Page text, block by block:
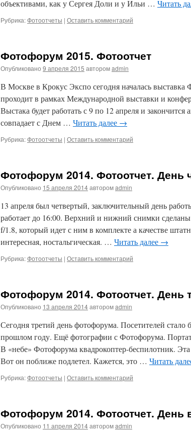
объективами, как у Сергея Доли и у Ильи … Читать
Рубрика:Фотоотчеты | Оставить комментарий
Фотофорум 2015. Фотоотчет
Опубликовано 9 апреля 2015 авторомadmin
В Москве в Крокус Экспо сегодня началась выставка
проходит в рамках Международной выставки и
Выстака будет работать с 9 по 12 апреля и закончится
совпадает с Днем … Читать далее →
Рубрика:Фотоотчеты | Оставить комментарий
Фотофорум 2014. Фотоотчет. День
Опубликовано 15 апреля 2014авторомadmin
13 апреля был четвертый, заключительный день
работает до 16:00. Верхний и нижний снимки
f/1.8, который идет с ним в комплекте а качестве
интересная, ностальгическая. … Читать далее →
Рубрика:Фотоотчеты | Оставить комментарий
Фотофорум 2014. Фотоотчет. День
Опубликовано 13 апреля 2014авторомadmin
Сегодня третий день фотофорума. Посетителей
прошлом году. Ещё фотографии с Фотофорума.
В «небе» Фотофорума квадрокоптер-беспилотник.
Вот он поближе подлетел. Кажется, это … Читать
Рубрика:Фотоотчеты | Оставить комментарий
Фотофорум 2014. Фотоотчет. День
Опубликовано 11 апреля 2014авторомadmin